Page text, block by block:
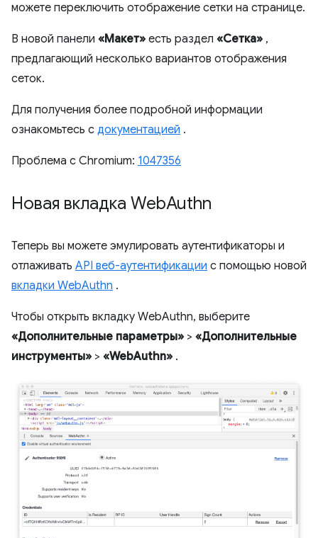
можете переключить отображение сетки на странице.
В новой панели «Макет» есть раздел «Сетка» ,
предлагающий несколько вариантов отображения
сеток.
Для получения более подробной информации
ознакомьтесь с документацией .
Проблема с Chromium: 1047356
Новая вкладка WebAuthn
Теперь вы можете эмулировать аутентификаторы и
отлаживать API веб-аутентификации с помощью новой
вкладки WebAuthn .
Чтобы открыть вкладку WebAuthn, выберите
«Дополнительные параметры» > «Дополнительные
инструменты» > «WebAuthn» .